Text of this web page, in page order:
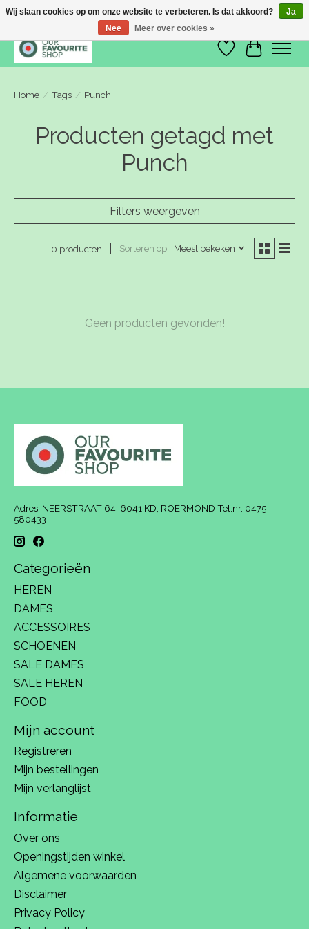
Verlanglijst
Home / Tags / Punch
Producten getagd met
Punch
Filters weergeven
0 producten Sorteren op Meest bekeken
Geen producten gevonden!
Adres: NEERSTRAAT 64, 6041 KD, ROERMOND Tel.nr. 0475-
580433
Categorieën
HEREN
DAMES
ACCESSOIRES
SCHOENEN
SALE DAMES
SALE HEREN
FOOD
Mijn account
Registreren
Mijn bestellingen
Mijn verlanglijst
Informatie
Over ons
Openingstijden winkel
Algemene voorwaarden
Disclaimer
Privacy Policy
Wij slaan cookies op om onze website te verbeteren. Is dat akkoord?
Ja
Nee
Meer over cookies »